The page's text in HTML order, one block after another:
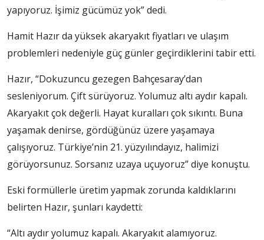
yapıyoruz. İşimiz gücümüz yok” dedi.
Hamit Hazır da yüksek akaryakıt fiyatları ve ulaşım
problemleri nedeniyle güç günler geçirdiklerini tabir etti.
Hazır, “Dokuzuncu gezegen Bahçesaray’dan
sesleniyorum. Çift sürüyoruz. Yolumuz altı aydır kapalı.
Akaryakıt çok değerli. Hayat kuralları çok sıkıntı. Buna
yaşamak denirse, gördüğünüz üzere yaşamaya
çalışıyoruz. Türkiye’nin 21. yüzyılındayız, halimizi
görüyorsunuz. Sorsanız uzaya uçuyoruz” diye konuştu.
Eski formüllerle üretim yapmak zorunda kaldıklarını
belirten Hazır, şunları kaydetti:
“Altı aydır yolumuz kapalı. Akaryakıt alamıyoruz.